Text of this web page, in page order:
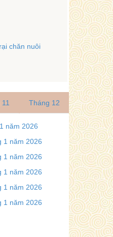
chăn nuôi
Tháng 12
năm 2026
1 năm 2026
1 năm 2026
1 năm 2026
1 năm 2026
1 năm 2026